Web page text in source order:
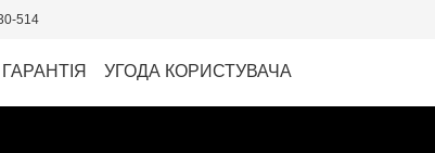
514
УГОДА КОРИСТУВАЧА